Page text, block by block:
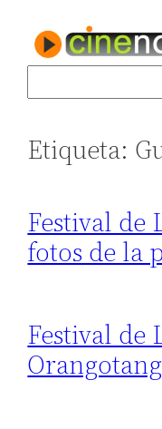
contenido
Etiqueta:
Festival de
fotos de la
Festival de